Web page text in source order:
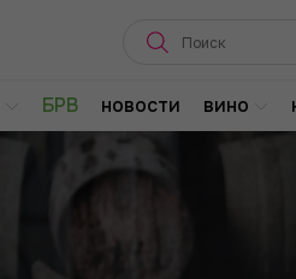
БРВ новости вино